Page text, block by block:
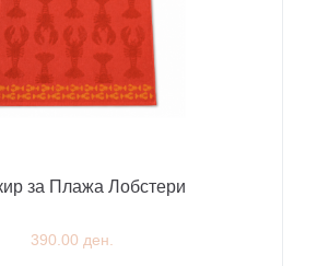
за Плажа Лобстери
390.00 ден.